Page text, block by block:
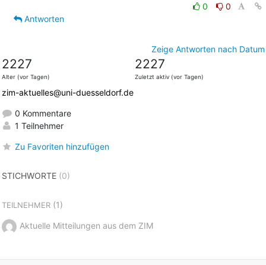
0
0
Antworten
Zeige Antworten nach Datum
2227
Alter (vor Tagen)
2227
Zuletzt aktiv (vor Tagen)
zim-aktuelles@uni-duesseldorf.de
0 Kommentare
1 Teilnehmer
Zu Favoriten hinzufügen
STICHWORTE(0)
TEILNEHMER(1)
Aktuelle Mitteilungen aus dem ZIM